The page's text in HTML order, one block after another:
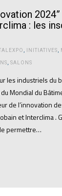
: les
, INITIATIVES,
, SALONS
les industriels du
Mondial du
de l’innovation
et Interclima .
permettre…